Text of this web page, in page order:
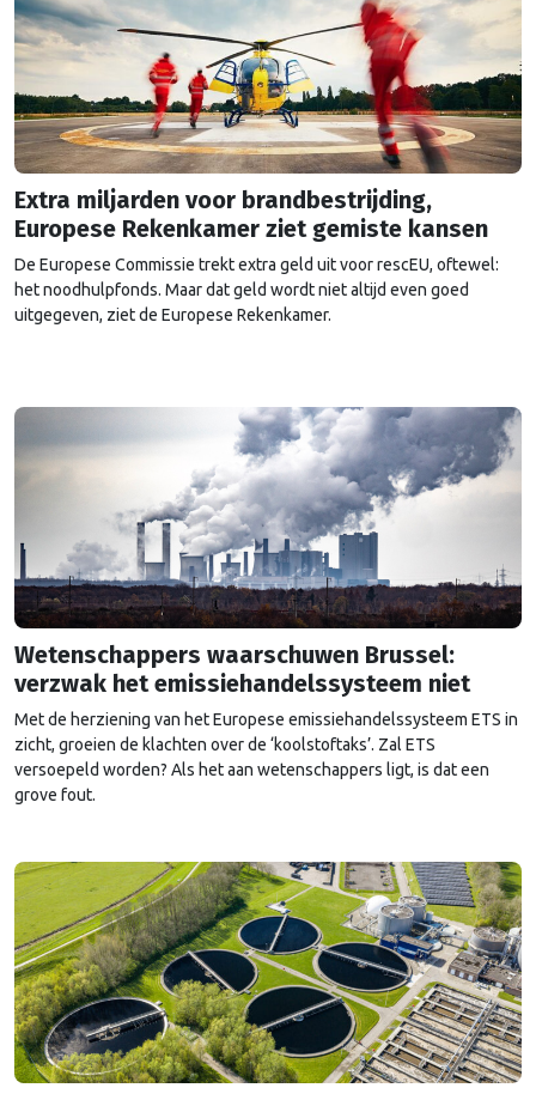
Extra miljarden voor brandbestrijding,
Europese Rekenkamer ziet gemiste kansen
De Europese Commissie trekt extra geld uit voor rescEU, oftewel:
het noodhulpfonds. Maar dat geld wordt niet altijd even goed
uitgegeven, ziet de Europese Rekenkamer.
Wetenschappers waarschuwen Brussel:
verzwak het emissiehandelssysteem niet
Met de herziening van het Europese emissiehandelssysteem ETS in
zicht, groeien de klachten over de ‘koolstoftaks’. Zal ETS
versoepeld worden? Als het aan wetenschappers ligt, is dat een
grove fout.